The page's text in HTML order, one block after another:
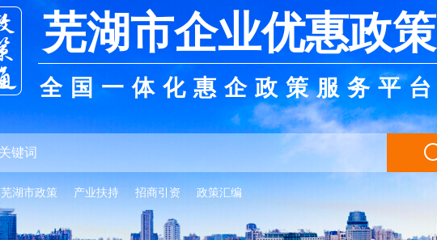
芜湖市企业优惠政策
全国一体化惠企政策服务平台
芜湖市政策 产业扶持 招商引资 政策汇编